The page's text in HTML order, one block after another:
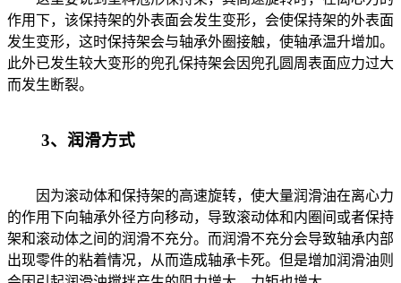
作用下，该保持架的外表面会发生变形，会使保持架的外表面
发生变形，这时保持架会与轴承外圈接触，使轴承温升增加。
此外已发生较大变形的兜孔保持架会因兜孔圆周表面应力过大
而发生断裂。
3、润滑方式
因为滚动体和保持架的高速旋转，使大量润滑油在离心力
的作用下向轴承外径方向移动，导致滚动体和内圈间或者保持
架和滚动体之间的润滑不充分。而润滑不充分会导致轴承内部
出现零件的粘着情况，从而造成轴承卡死。但是增加润滑油则